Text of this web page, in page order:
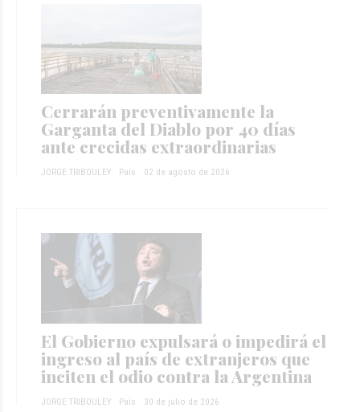
Cerrarán preventivamente la
Garganta del Diablo por 40 días
ante crecidas extraordinarias
JORGE TRIBOULEY País 02 de agosto de 2026
El Gobierno expulsará o impedirá el
ingreso al país de extranjeros que
inciten el odio contra la Argentina
JORGE TRIBOULEY País 30 de julio de 2026